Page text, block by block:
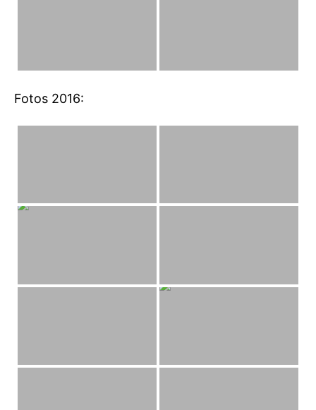
Fotos 2016: